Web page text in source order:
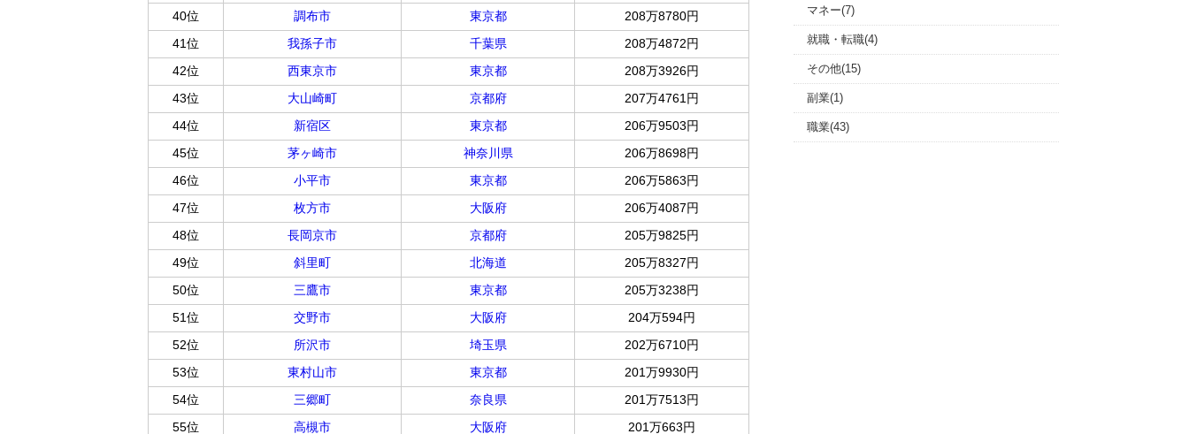
40位
調布市 東京都
208万8780円
41位
我孫子市 千葉県
208万4872円
42位
西東京市 東京都
208万3926円
43位
大山崎町 京都府
207万4761円
44位
新宿区 東京都
206万9503円
45位
茅ヶ崎市 神奈川県
206万8698円
46位
小平市 東京都
206万5863円
47位
枚方市 大阪府
206万4087円
48位
長岡京市 京都府
205万9825円
49位
斜里町 北海道
205万8327円
50位
三鷹市 東京都
205万3238円
51位
交野市 大阪府
204万594円
52位
所沢市 埼玉県
202万6710円
53位
東村山市 東京都
201万9930円
54位
三郷町 奈良県
201万7513円
55位
高槻市 大阪府
201万663円
マネー(7)
就職・転職(4)
その他(15)
副業(1)
職業(43)